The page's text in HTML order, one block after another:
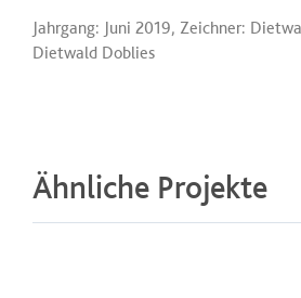
Jahrgang: Juni 2019, Zeichner:
Dietwald Doblies
Ähnliche Projekte